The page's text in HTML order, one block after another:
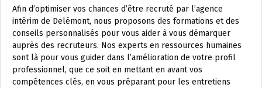
Afin d’optimiser vos chances d’être recruté par l’agence
intérim de Delémont, nous proposons des formations et des
conseils personnalisés pour vous aider à vous démarquer
auprès des recruteurs. Nos experts en ressources humaines
sont là pour vous guider dans l’amélioration de votre profil
professionnel, que ce soit en mettant en avant vos
compétences clés, en vous préparant pour les entretiens